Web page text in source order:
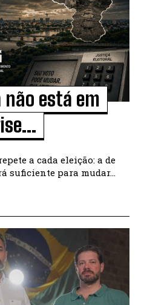
não está em
a cada eleição: a de
suficiente para mudar...